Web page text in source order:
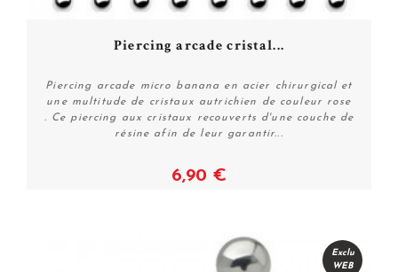
Plus de détails
Piercing arcade cristal...
Piercing arcade micro banana en acier chirurgical et
une multitude de cristaux autrichien de couleur rose
. Ce piercing aux cristaux recouverts d'une couche de
résine afin de leur garantir...
6,90 €
Exclu
WEB